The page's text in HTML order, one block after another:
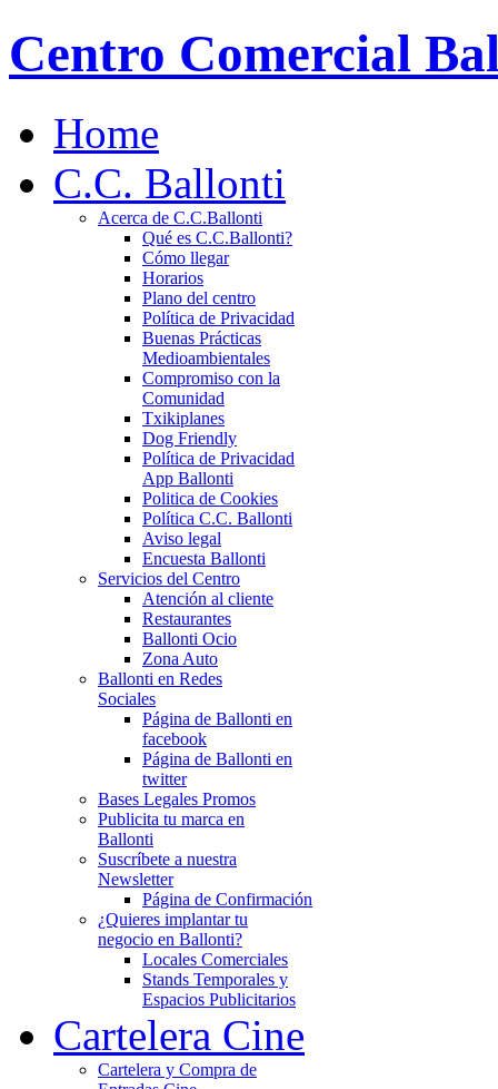
Centro Comercial
Home
C.C. Ballonti
Acerca de C.C.Ballonti
Qué es C.C.Ballonti?
Cómo llegar
Horarios
Plano del centro
Política de Privacidad
Buenas Prácticas
Medioambientales
Compromiso con la
Comunidad
Txikiplanes
Dog Friendly
Política de Privacidad
App Ballonti
Politica de Cookies
Política C.C. Ballonti
Aviso legal
Encuesta Ballonti
Servicios del Centro
Atención al cliente
Restaurantes
Ballonti Ocio
Zona Auto
Ballonti en Redes
Sociales
Página de Ballonti en
facebook
Página de Ballonti en
twitter
Bases Legales Promos
Publicita tu marca en
Ballonti
Suscríbete a nuestra
Newsletter
Página de Confirmación
¿Quieres implantar tu
negocio en Ballonti?
Locales Comerciales
Stands Temporales y
Espacios Publicitarios
Cartelera Cine
Cartelera y Compra de